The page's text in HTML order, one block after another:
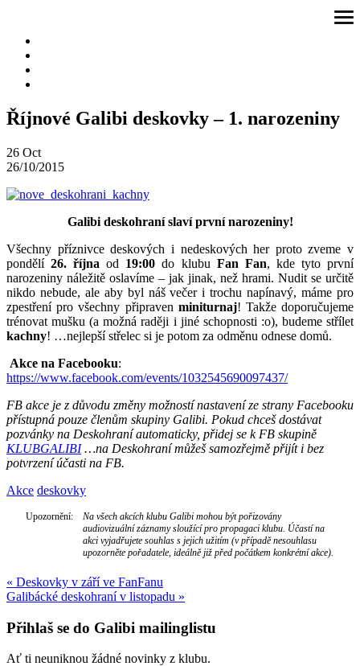
obsah
Říjnové Galibi deskovky – 1. narozeniny
26 Oct
26/10/2015
Galibi deskohraní slaví první narozeniny!
Všechny příznivce deskových i nedeskových her proto zveme v
pondělí26. října od 19:00 do klubu Fan Fan, kde tyto první
narozeniny náležitě oslavíme – jak jinak, než hrami. Nudit se určitě
nikdo nebude, ale aby byl náš večer i trochu napínavý, máme pro
zpestření pro všechny připraven miniturnaj! Takže doporučujeme
trénovat mušku (a možná raději i jiné schopnosti :o), budeme střílet
kachny! …nejlepší střelec si je potom za odměnu odnese domů.
Akce na Facebooku:
https://www.facebook.com/events/1032545690097437/
FB akce je z důvodu změny možností nastavení ze strany Facebooku
přístupná pouze členům skupiny Galibi. Pokud chceš dostávat
pozvánky na Deskohraní automaticky, přidej se k FB skupině
KLUBGALIBI…na Deskohraní můžeš samozřejmě přijít i bez
potvrzení účasti na FB.
Akce deskovky
Upozornění:
Na všech akcích klubu Galibi mohou být pořizovány
audiovizuální záznamy sloužící pro propagaci klubu. Účastí na
akci vyjadřujete souhlas s jejich užitím (v případě nesouhlasu
upozorněte pořadatele, ideálně již před počátkem konkrétní akce).
Navigace
pro
příspěvek
« Deskovky v září ve FanFanu
Galibácké deskohraní v listopadu »
Přihlaš se do Galibi mailinglistu
Ať ti neuniknou žádné novinky z klubu.